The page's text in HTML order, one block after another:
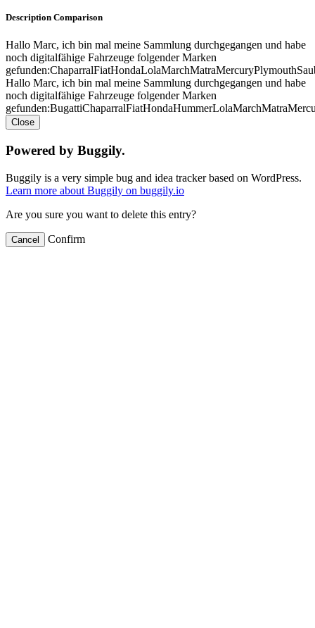
Description Comparison
Hallo Marc, ich bin mal meine Sammlung durchgegangen und habe
noch digitalfähige Fahrzeuge folgender Marken
Hallo Marc, ich bin mal meine Sammlung durchgegangen und habe
noch digitalfähige Fahrzeuge folgender Marken
Close
Powered by Buggily.
Buggily is a very simple bug and idea tracker based on WordPress.
Learn more about Buggily on buggily.io
Are you sure you want to delete this entry?
Cancel Confirm